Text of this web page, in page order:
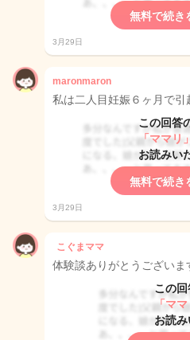
無料で続き
3月29日
maronmaron
私は二人目妊娠６ヶ月で引
この回答
「ママリ
お読みい
無料で続き
3月29日
こぐまママ
体験談ありがとうございま
この
「ママ
お読み